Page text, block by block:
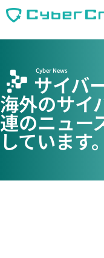
サイバ
Cyber News
海外のサイ
連のニュー
しています。